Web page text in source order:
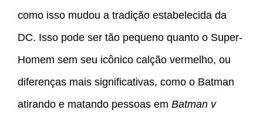
como isso mudou a tradição estabelecida da
DC. Isso pode ser tão pequeno quanto o Super-
Homem sem seu icônico calção vermelho, ou
diferenças mais significativas, como o Batman
atirando e matando pessoas em Batman v